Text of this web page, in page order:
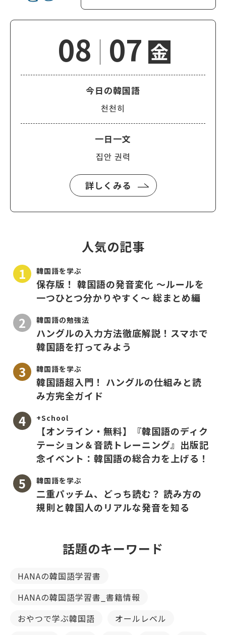
08 07 金
今日の韓国語
천천히
一日一文
집안 권력
詳しくみる
人気の記事
韓国語を学ぶ
保存版！ 韓国語の発音変化 〜ルールを
一つひとつ分かりやすく〜 総まとめ編
韓国語の勉強法
ハングルの入力方法徹底解説！スマホで
韓国語を打ってみよう
韓国語を学ぶ
韓国語超入門！ ハングルの仕組みと読
み方完全ガイド
+School
【オンライン・無料】『韓国語のディク
テーション＆音読トレーニング』出版記
念イベント：韓国語の総合力を上げる！
韓国語を学ぶ
二重パッチム、どっち読む？ 読み方の
規則と韓国人のリアルな発音を知る
話題のキーワード
HANAの韓国語学習書
HANAの韓国語学習書_書籍情報
おやつで学ぶ韓国語
オールレベル